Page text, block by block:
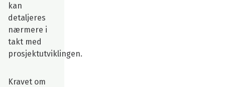
kan
detaljeres
nærmere i
takt med
prosjektutviklingen.
Kravet om